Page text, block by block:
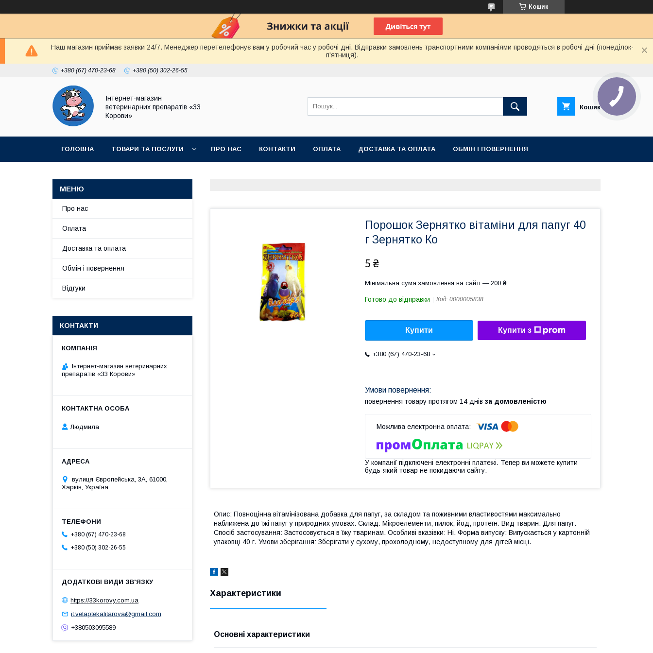
Кошик
Наш магазин приймає заявки 24/7. Менеджер перетелефонує вам у робочий час у робочі дні. Відправки замовлень транспортними компаніями проводяться в робочі дні (понеділок-
п'ятниця).
+380 (67) 470-23-68 +380 (50) 302-26-55
Інтернет-магазин
ветеринарних препаратів «33
Корови»
Кошик
ГОЛОВНА ТОВАРИ ТА ПОСЛУГИ ПРО НАС КОНТАКТИ ОПЛАТА ДОСТАВКА ТА ОПЛАТА ОБМІН І ПОВЕРНЕННЯ
Порошок Зернятко вітаміни для папуг 40
г Зернятко Ко
5 ₴
Мінімальна сума замовлення на сайті — 200 ₴
Готово до відправки Код: 0000005838
Купити Купити з
+380 (67) 470-23-68
повернення товару протягом 14 днів за домовленістю
У компанії підключені електронні платежі. Тепер ви можете купити
будь-який товар не покидаючи сайту.
Опис: Повноцінна вітамінізована добавка для папуг, за складом та поживними властивостями максимально
наближена до їжі папуг у природних умовах. Склад: Мікроелементи, пилок, йод, протеїн. Вид тварин: Для папуг.
Спосіб застосування: Застосовується в їжу тваринам. Особливі вказівки: Ні. Форма випуску: Випускається у картонній
упаковці 40 г. Умови зберігання: Зберігати у сухому, прохолодному, недоступному для дітей місці.
Характеристики
Основні характеристики
Про нас
Оплата
Доставка та оплата
Обмін і повернення
Відгуки
КОНТАКТИ
Інтернет-магазин ветеринарних
препаратів «33 Корови»
Людмила
вулиця Європейська, 3А, 61000,
Харків, Україна
+380 (67) 470-23-68
+380 (50) 302-26-55
https://33korovy.com.ua
it.vetaptekalitarova@gmail.com
+380503095589